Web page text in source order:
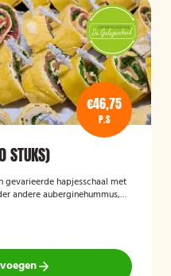
€46,75
P.S
STUKS)
gevarieerde hapjesschaal met
andere auberginehummus,
feesten of zakelijke
vegetarisch eten.